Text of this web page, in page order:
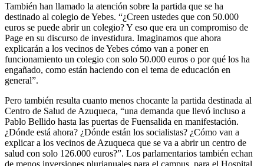
También han llamado la atención sobre la partida que se ha
destinado al colegio de Yebes. “¿Creen ustedes que con 50.000
euros se puede abrir un colegio? Y eso que era un compromiso de
Page en su discurso de investidura. Imaginamos que ahora
explicarán a los vecinos de Yebes cómo van a poner en
funcionamiento un colegio con solo 50.000 euros o por qué los ha
engañado, como están haciendo con el tema de educación en
general”.
Pero también resulta cuanto menos chocante la partida destinada al
Centro de Salud de Azuqueca, “una demanda que llevó incluso a
Pablo Bellido hasta las puertas de Fuensalida en manifestación.
¿Dónde está ahora? ¿Dónde están los socialistas? ¿Cómo van a
explicar a los vecinos de Azuqueca que se va a abrir un centro de
salud con solo 126.000 euros?”. Los parlamentarios también echan
de menos inversiones plurianuales para el campus, para el Hospital,